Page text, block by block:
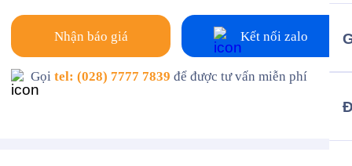
Nhận báo giá Kết nối zalo
Gọitel: (028) 7777 7839 để được tư vấn miễn phí